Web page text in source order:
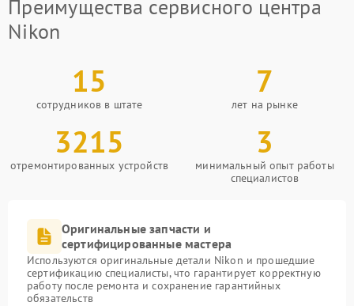
Преимущества сервисного центра
Nikon
15
сотрудников в штате
7
лет на рынке
3215
отремонтированных устройств
3
минимальный опыт работы
специалистов
Оригинальные запчасти и
сертифицированные мастера
Используются оригинальные детали Nikon и прошедшие
сертификацию специалисты, что гарантирует корректную
работу после ремонта и сохранение гарантийных
обязательств